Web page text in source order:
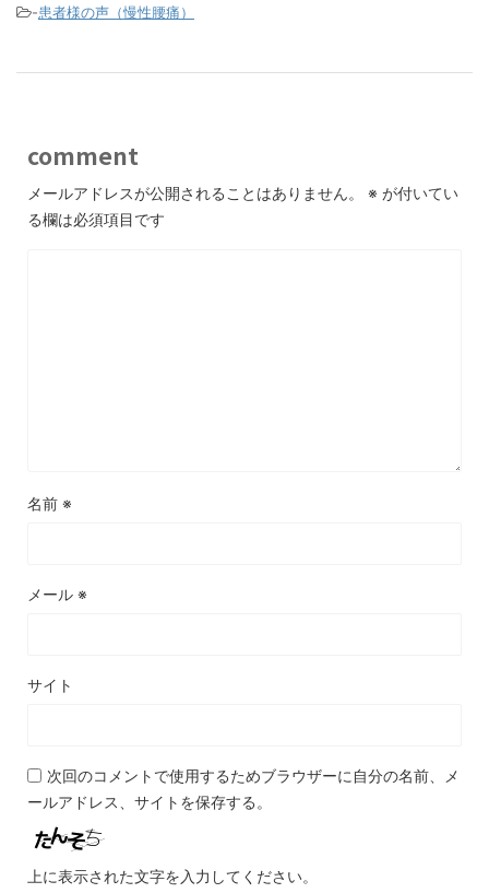
-患者様の声（慢性腰痛）
comment
メールアドレスが公開されることはありません。 ※ が付いてい
る欄は必須項目です
名前 ※
メール ※
サイト
次回のコメントで使用するためブラウザーに自分の名前、メ
ールアドレス、サイトを保存する。
上に表示された文字を入力してください。